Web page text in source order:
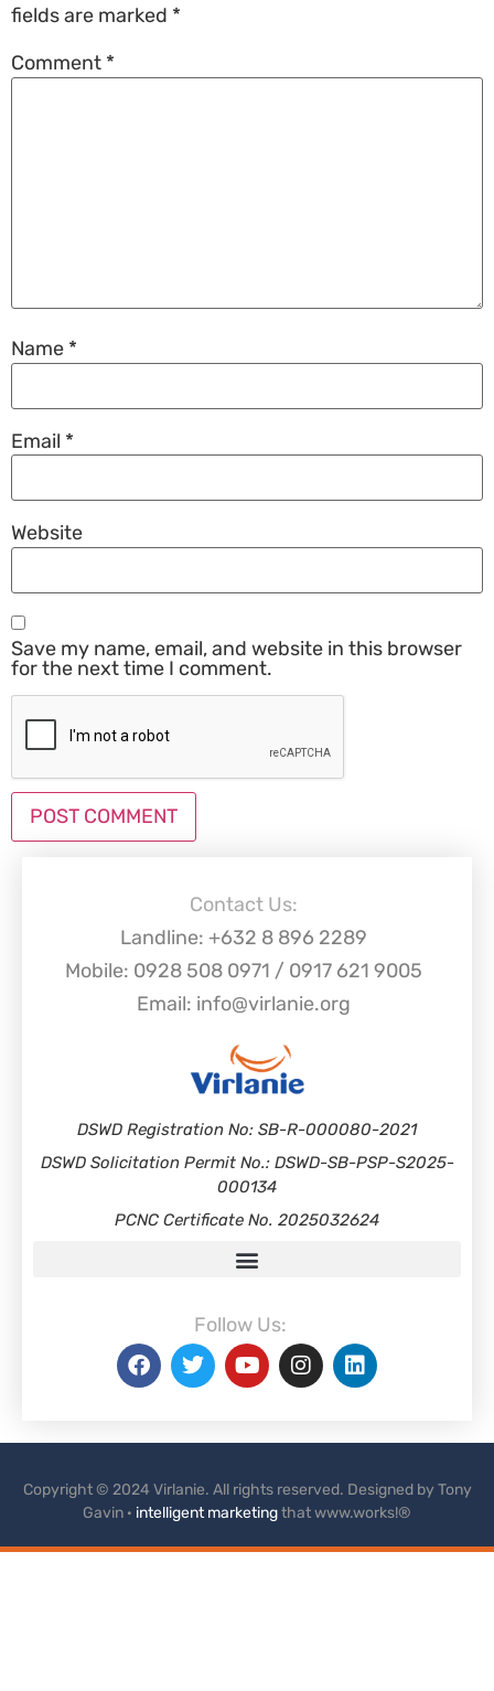
fields are marked *
Comment *
Name *
Email *
Website
Save my name, email, and website in this browser
for the next time I comment.
Contact Us:
Landline: +632 8 896 2289
Mobile: 0928 508 0971 / 0917 621 9005
Email: info@virlanie.org
DSWD Registration No: SB-R-000080-2021
DSWD Solicitation Permit No.: DSWD-SB-PSP-S2025-
000134
PCNC Certificate No. 2025032624
Follow Us:
Copyright © 2024 Virlanie. All rights reserved. Designed by Tony
Gavin · intelligent marketingthat www.works!®